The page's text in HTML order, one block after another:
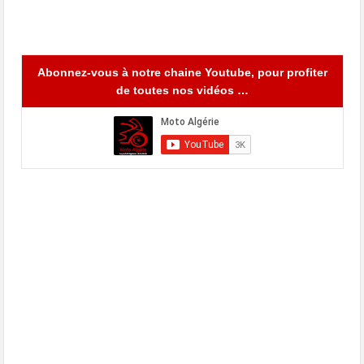
Abonnez-vous à notre chaine Youtube, pour profiter
de toutes nos vidéos …